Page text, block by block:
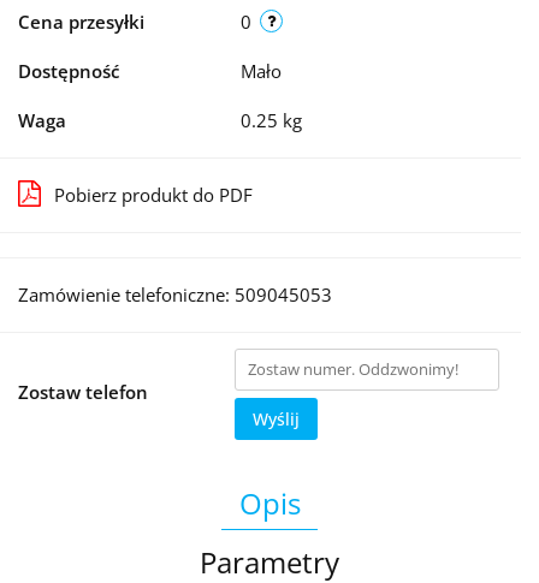
Cena przesyłki 0
Dostępność Mało
Waga 0.25 kg
Pobierz produkt do PDF
Zamówienie telefoniczne: 509045053
Zostaw telefon
Wyślij
Opis
Parametry